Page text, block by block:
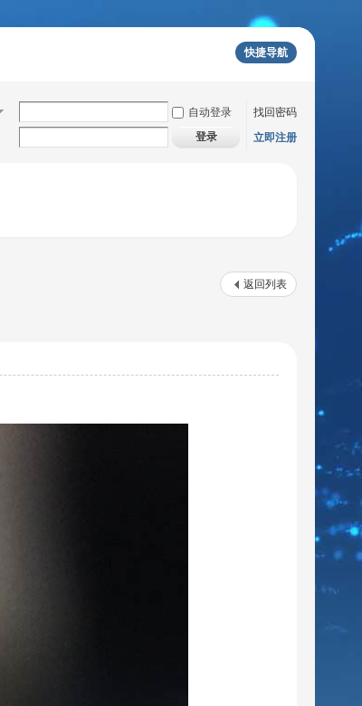
快捷导航
自动登录
找回密码
登录 立即注册
返回列表